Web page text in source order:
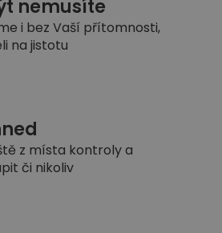
nemusíte
i bez Vaší přítomnosti,
na jistotu
z místa kontroly a
či nikoliv